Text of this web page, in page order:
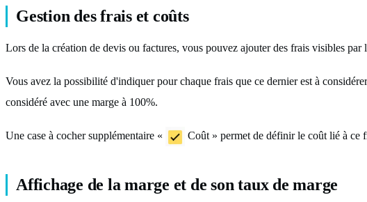
Gestion des frais et coûts
Lors de la création de devis ou factures, vous pouvez ajouter des frais visibles
Vous avez la possibilité d'indiquer pour chaque frais que ce dernier est à
considéré avec une marge à 100%.
Une case à cocher supplémentaire « Coût » permet de définir le coût lié à ce
Affichage de la marge et de son taux de marge